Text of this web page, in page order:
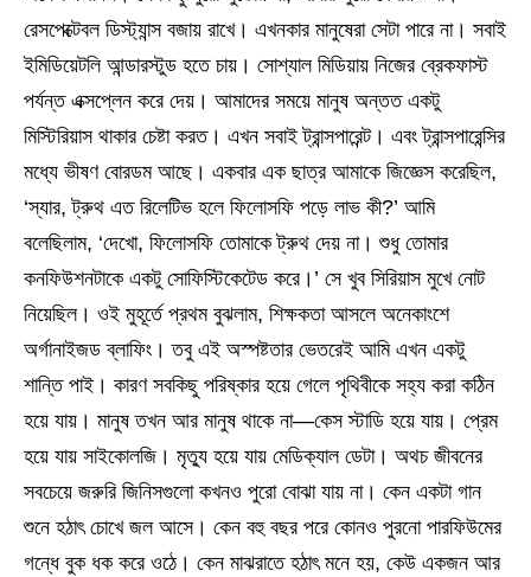
রেসপেক্টেবল ডিস্ট্যান্স বজায় রাখে। এখনকার মানুষেরা সেটা পারে না। সবাই
ইমিডিয়েটলি আন্ডারস্টুড হতে চায়। সোশ্যাল মিডিয়ায় নিজের ব্রেকফাস্ট
পর্যন্ত এক্সপ্লেন করে দেয়। আমাদের সময়ে মানুষ অন্তত একটু
মিস্টিরিয়াস থাকার চেষ্টা করত। এখন সবাই ট্রান্সপারেন্ট। এবং ট্রান্সপারেন্সির
মধ্যে ভীষণ বোরডম আছে। একবার এক ছাত্র আমাকে জিজ্ঞেস করেছিল,
‘স্যার, ট্রুথ এত রিলেটিভ হলে ফিলোসফি পড়ে লাভ কী?’ আমি
বলেছিলাম, ‘দেখো, ফিলোসফি তোমাকে ট্রুথ দেয় না। শুধু তোমার
কনফিউশনটাকে একটু সোফিস্টিকেটেড করে।’ সে খুব সিরিয়াস মুখে নোট
নিয়েছিল। ওই মুহূর্তে প্রথম বুঝলাম, শিক্ষকতা আসলে অনেকাংশে
অর্গানাইজড ব্লাফিং। তবু এই অস্পষ্টতার ভেতরেই আমি এখন একটু
শান্তি পাই। কারণ সবকিছু পরিষ্কার হয়ে গেলে পৃথিবীকে সহ্য করা কঠিন
হয়ে যায়। মানুষ তখন আর মানুষ থাকে না—কেস স্টাডি হয়ে যায়। প্রেম
হয়ে যায় সাইকোলজি। মৃত্যু হয়ে যায় মেডিক্যাল ডেটা। অথচ জীবনের
সবচেয়ে জরুরি জিনিসগুলো কখনও পুরো বোঝা যায় না। কেন একটা গান
শুনে হঠাৎ চোখে জল আসে। কেন বহু বছর পরে কোনও পুরনো পারফিউমের
গন্ধে বুক ধক করে ওঠে। কেন মাঝরাতে হঠাৎ মনে হয়, কেউ একজন আর